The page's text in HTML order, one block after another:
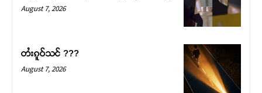
August 7, 2026
တႆးၵူဝ်သင် ???
August 7, 2026